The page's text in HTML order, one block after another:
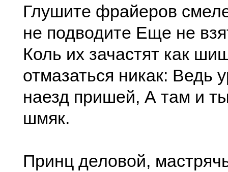
Глушите фрайеров
не подводите Еще не
Коль их зачастят как
отмазаться никак: Ведь
наезд пришей, А там и
шмяк.
Принц деловой,